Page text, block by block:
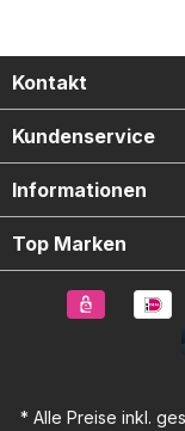
Kontakt
Kundenservice
Informationen
Top Marken
* Alle Preise inkl.